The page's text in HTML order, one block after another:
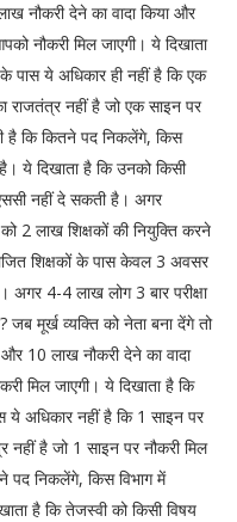
नौकरी देने का वादा किया और
नौकरी मिल जाएगी। ये दिखाता
पास ये अधिकार ही नहीं है कि एक
राजतंत्र नहीं है जो एक साइन पर
है कि कितने पद निकलेंगे, किस
ये दिखाता है कि उनको किसी
नहीं दे सकती है। अगर
को 2 लाख शिक्षकों की नियुक्ति करने
शिक्षकों के पास केवल 3 अवसर
अगर 4-4 लाख लोग 3 बार परीक्षा
जब मूर्ख व्यक्ति को नेता बना देंगे तो
10 लाख नौकरी देने का वादा
मिल जाएगी। ये दिखाता है कि
अधिकार नहीं है कि 1 साइन पर
नहीं है जो 1 साइन पर नौकरी मिल
पद निकलेंगे, किस विभाग में
है कि तेजस्वी को किसी विषय